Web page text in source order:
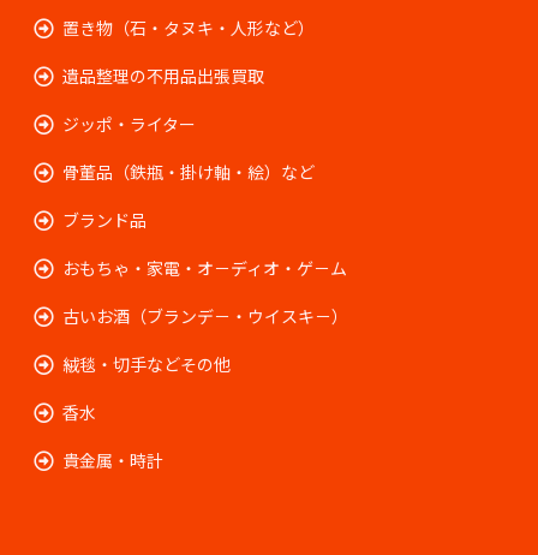
置き物（石・タヌキ・人形など）
遺品整理の不用品出張買取
ジッポ・ライター
骨董品（鉄瓶・掛け軸・絵）など
ブランド品
おもちゃ・家電・オ－ディオ・ゲ－ム
古いお酒（ブランデ－・ウイスキ－）
絨毯・切手などその他
香水
貴金属・時計